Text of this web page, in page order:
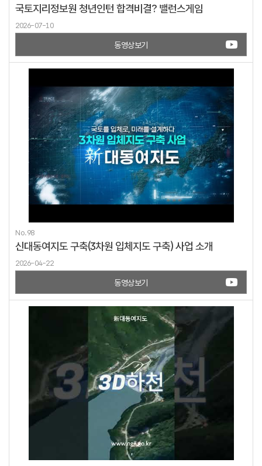
국토지리정보원 청년인턴 합격비결? 밸런스게임
2026-07-10
동영상보기
No.98
신대동여지도 구축(3차원 입체지도 구축) 사업 소개
2026-04-22
동영상보기